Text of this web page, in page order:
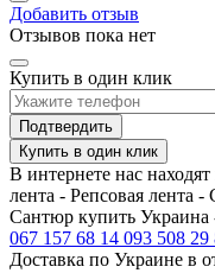
Добавить отзыв
Отзывов пока нет
Купить в один клик
Подтвердить
Купить в один клик
В интернете нас
лента - Репсовая лента
Сантюр купить Украина
067 157 68 14 093 508 29
Доставка по Украине в